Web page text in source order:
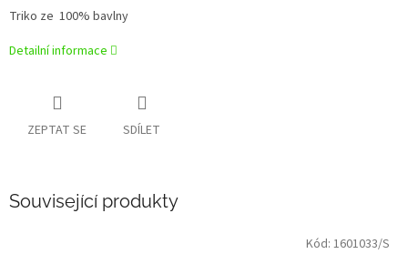
Triko ze 100% bavlny
Detailní informace
ZEPTAT SE SDÍLET
Související produkty
Kód: 1601033/S